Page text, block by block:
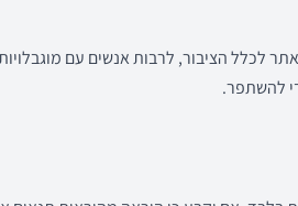
לכלל הציבור, לרבות אנשים עם
להשתפר.